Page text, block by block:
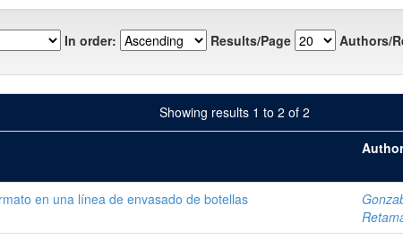
In order: Results/Page Authors/
Showing results 1 to 2 of 2
en una línea de envasado de botellas